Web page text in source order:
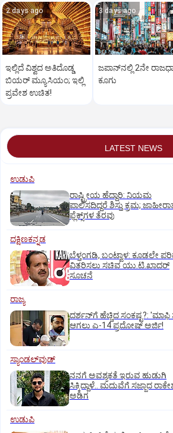
2 days ago
ಇಲ್ಲಿದೆ ವಿಶ್ವದ ಅತಿದೊಡ್ಡ
ಬಿಯರ್ ಮ್ಯೂಸಿಯಂ; ಇಲ್ಲಿ
ಪ್ರವೇಶ ಉಚಿತ!
3 days ago
ಜಪಾನ್‌ನಲ್ಲಿ 2ನೇ
ಕೂಗು
LATEST NEWS
ಉಡುಪಿ
ರಾಷ್ಟ್ರೀಯ ಹೆದ್ದಾರಿ: ನಿಯಮ
ಪಾಲಿಸದಿದ್ದರೆ ಶಿಸ್ತು ಕ್ರಮ;
ಫ್ಲೆಕ್ಸ್‌ಗಳ ತೆರವು
ದಕ್ಷಿಣಕನ್ನಡ
ಬೆಳ್ತಂಗಡಿ, ಬಂಟ್ವಾಳ: ಕೂಡಲೇ
ವಿತರಿಸಲು ಸಚಿವ ಯು.ಟಿ.ಖಾದರ್‌
ಸೂಚನೆ
ರಾಜ್ಯ
ದರ್ಶನ್‌ಗೆ ಹೆಚ್ಚಿದ ಸಂಕಷ್ಟ?: 'ಮಾಫಿ
ಆಗಲು ಎ-14 ಪ್ರದೋಷ್ ಅರ್ಜಿ!
ಸ್ಯಾಂಡಲ್‌ವುಡ್‌
ನನಗೆ ಅವಶ್ಯಕತೆ ಇರುವ ಹುಡುಗಿ
ಸಿಕ್ಕಿದ್ದಾಳೆ.. ಮದುವೆಗೆ ಸಜ್ಜಾದ
ಅಡಿಗ
ಉಡುಪಿ